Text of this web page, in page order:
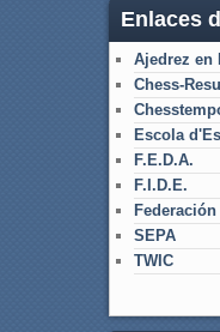
Enlaces
Ajedrez en
Chess-
Escola
F.E.D.A.
F.I.D.E.
SEPA
TWIC